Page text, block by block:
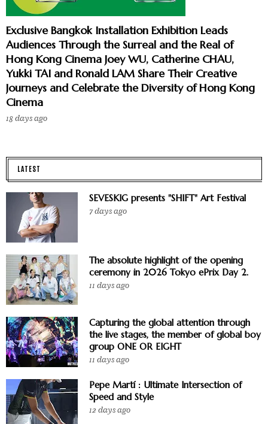
Exclusive Bangkok Installation Exhibition Leads
Audiences Through the Surreal and the Real of
Hong Kong Cinema Joey WU, Catherine CHAU,
Yukki TAI and Ronald LAM Share Their Creative
Journeys and Celebrate the Diversity of Hong Kong
Cinema
18 days ago
LATEST
SEVESKIG presents "SHIFT" Art Festival
7 days ago
The absolute highlight of the opening
ceremony in 2026 Tokyo ePrix Day 2.
11 days ago
Capturing the global attention through
the live stages, the member of global boy
group ONE OR EIGHT
11 days ago
Pepe Martí : Ultimate Intersection of
Speed and Style
12 days ago